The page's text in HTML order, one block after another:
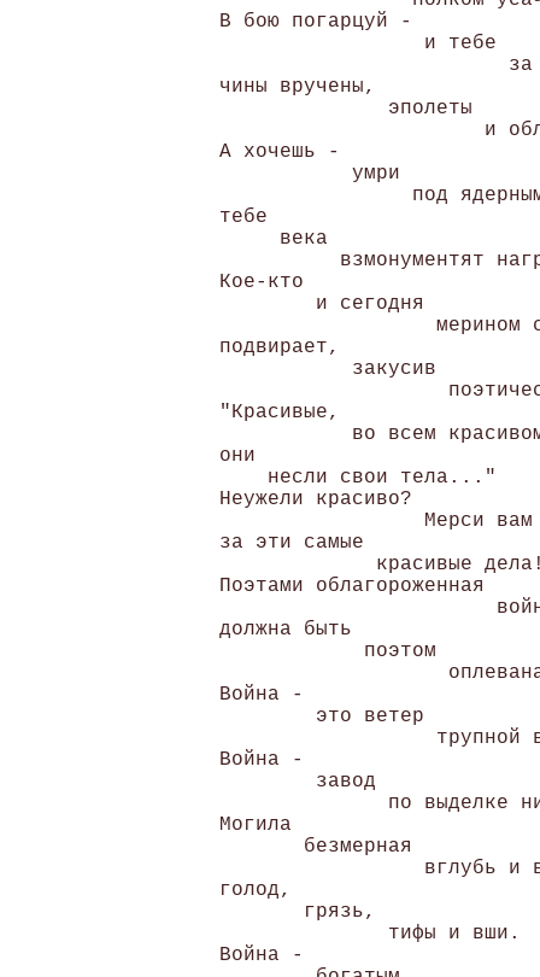
В бою погарцуй -
                 и тебе
чины вручены,
              эполеты
и
А хочешь -
           умри
под
тебе
     века
взмонументят
Кое-кто
        и сегодня
мерином
подвирает,
           закусив
"Красивые,
во всем
они
    несли свои тела..."
Неужели красиво?
Мерси
за эти самые
красивые
Поэтами облагороженная
должна быть
            поэтом
Война -
        это ветер
трупной
Война -
        завод
по выделке
Могила
       безмерная
вглубь и
голод,
       грязь,
              тифы и вши.
Война -